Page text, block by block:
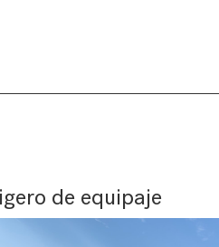
de equipaje